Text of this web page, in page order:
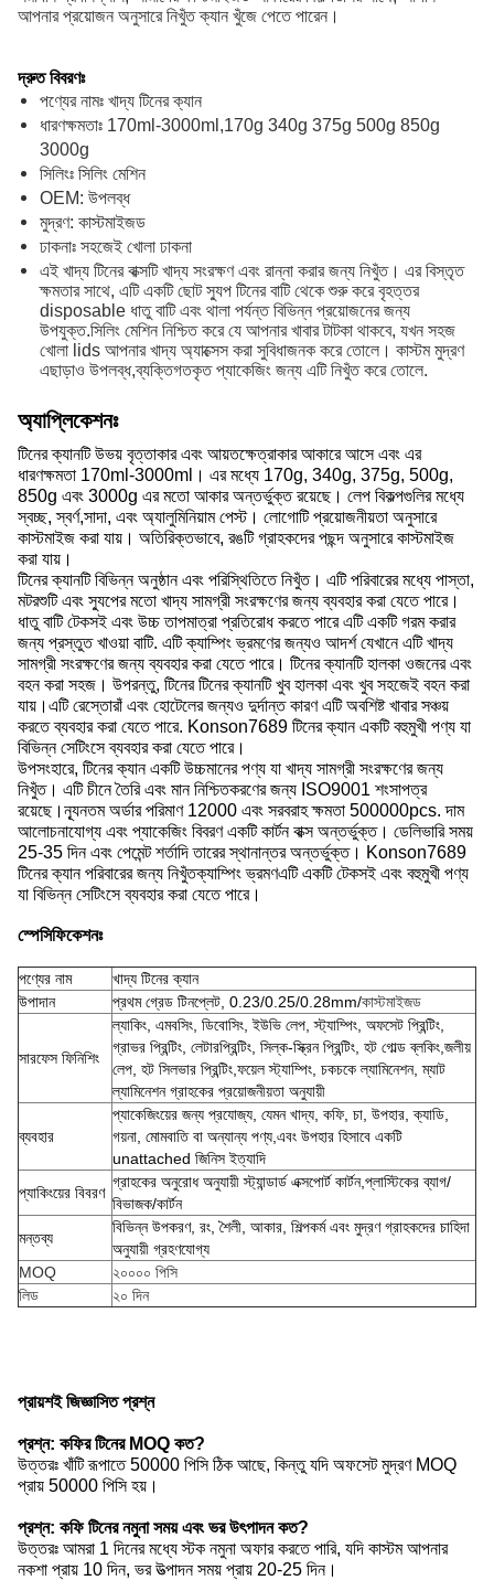
আপনার প্রয়োজন অনুসারে নিখুঁত ক্যান খুঁজে পেতে পারেন।
দ্রুত বিবরণঃ
পণ্যের নামঃ খাদ্য টিনের ক্যান
ধারণক্ষমতাঃ 170ml-3000ml,170g 340g 375g 500g 850g
3000g
সিলিংঃ সিলিং মেশিন
OEM: উপলব্ধ
মুদ্রণ: কাস্টমাইজড
ঢাকনাঃ সহজেই খোলা ঢাকনা
এই খাদ্য টিনের বাক্সটি খাদ্য সংরক্ষণ এবং রান্না করার জন্য নিখুঁত। এর বিস্তৃত
ক্ষমতার সাথে, এটি একটি ছোট স্যুপ টিনের বাটি থেকে শুরু করে বৃহত্তর
disposable ধাতু বাটি এবং থালা পর্যন্ত বিভিন্ন প্রয়োজনের জন্য
উপযুক্ত.সিলিং মেশিন নিশ্চিত করে যে আপনার খাবার টাটকা থাকবে, যখন সহজ
খোলা lids আপনার খাদ্য অ্যাক্সেস করা সুবিধাজনক করে তোলে। কাস্টম মুদ্রণ
এছাড়াও উপলব্ধ,ব্যক্তিগতকৃত প্যাকেজিং জন্য এটি নিখুঁত করে তোলে.
অ্যাপ্লিকেশনঃ
টিনের ক্যানটি উভয় বৃত্তাকার এবং আয়তক্ষেত্রাকার আকারে আসে এবং এর
ধারণক্ষমতা 170ml-3000ml। এর মধ্যে 170g, 340g, 375g, 500g,
850g এবং 3000g এর মতো আকার অন্তর্ভুক্ত রয়েছে। লেপ বিকল্পগুলির মধ্যে
স্বচ্ছ, স্বর্ণ,সাদা, এবং অ্যালুমিনিয়াম পেস্ট। লোগোটি প্রয়োজনীয়তা অনুসারে
কাস্টমাইজ করা যায়। অতিরিক্তভাবে, রঙটি গ্রাহকদের পছন্দ অনুসারে কাস্টমাইজ
করা যায়।
টিনের ক্যানটি বিভিন্ন অনুষ্ঠান এবং পরিস্থিতিতে নিখুঁত। এটি পরিবারের মধ্যে পাস্তা,
মটরশুটি এবং স্যুপের মতো খাদ্য সামগ্রী সংরক্ষণের জন্য ব্যবহার করা যেতে পারে।
ধাতু বাটি টেকসই এবং উচ্চ তাপমাত্রা প্রতিরোধ করতে পারে এটি একটি গরম করার
জন্য প্রস্তুত খাওয়া বাটি. এটি ক্যাম্পিং ভ্রমণের জন্যও আদর্শ যেখানে এটি খাদ্য
সামগ্রী সংরক্ষণের জন্য ব্যবহার করা যেতে পারে। টিনের ক্যানটি হালকা ওজনের এবং
বহন করা সহজ। উপরন্তু, টিনের টিনের ক্যানটি খুব হালকা এবং খুব সহজেই বহন করা
যায়।এটি রেস্তোরাঁ এবং হোটেলের জন্যও দুর্দান্ত কারণ এটি অবশিষ্ট খাবার সঞ্চয়
করতে ব্যবহার করা যেতে পারে. Konson7689 টিনের ক্যান একটি বহুমুখী পণ্য যা
বিভিন্ন সেটিংসে ব্যবহার করা যেতে পারে।
উপসংহারে, টিনের ক্যান একটি উচ্চমানের পণ্য যা খাদ্য সামগ্রী সংরক্ষণের জন্য
নিখুঁত। এটি চীনে তৈরি এবং মান নিশ্চিতকরণের জন্য ISO9001 শংসাপত্র
রয়েছে।ন্যূনতম অর্ডার পরিমাণ 12000 এবং সরবরাহ ক্ষমতা 500000pcs. দাম
আলোচনাযোগ্য এবং প্যাকেজিং বিবরণ একটি কার্টন বাক্স অন্তর্ভুক্ত। ডেলিভারি সময়
25-35 দিন এবং পেমেন্ট শর্তাদি তারের স্থানান্তর অন্তর্ভুক্ত। Konson7689
টিনের ক্যান পরিবারের জন্য নিখুঁতক্যাম্পিং ভ্রমণএটি একটি টেকসই এবং বহুমুখী পণ্য
যা বিভিন্ন সেটিংসে ব্যবহার করা যেতে পারে।
স্পেসিফিকেশনঃ
পণ্যের নাম
খাদ্য টিনের ক্যান
উপাদান
প্রথম গ্রেড টিনপ্লেট, 0.23/0.25/0.28mm/কাস্টমাইজড
সারফেস ফিনিশিং
ল্যাকিং, এমবসিং, ডিবোসিং, ইউভি লেপ, স্ট্যাম্পিং, অফসেট প্রিন্টিং,
গ্রাভর প্রিন্টিং, লেটারপ্রিন্টিং, সিল্ক-স্ক্রিন প্রিন্টিং, হট গোল্ড ব্লকিং,জলীয়
লেপ, হট সিলভার প্রিন্টিং,ফয়েল স্ট্যাম্পিং, চকচকে ল্যামিনেশন, ম্যাট
ল্যামিনেশন গ্রাহকের প্রয়োজনীয়তা অনুযায়ী
ব্যবহার
প্যাকেজিংয়ের জন্য প্রযোজ্য, যেমন খাদ্য, কফি, চা, উপহার, ক্যাডি,
গয়না, মোমবাতি বা অন্যান্য পণ্য,এবং উপহার হিসাবে একটি
unattached জিনিস ইত্যাদি
প্যাকিংয়ের বিবরণ
গ্রাহকের অনুরোধ অনুযায়ী স্ট্যান্ডার্ড এক্সপোর্ট কার্টন,প্লাস্টিকের ব্যাগ/
বিভাজক/কার্টন
মন্তব্য
বিভিন্ন উপকরণ, রং, শৈলী, আকার, শিল্পকর্ম এবং মুদ্রণ গ্রাহকদের চাহিদা
অনুযায়ী গ্রহণযোগ্য
MOQ
২০০০০ পিসি
লিড
২০ দিন
প্রায়শই জিজ্ঞাসিত প্রশ্ন
প্রশ্ন: কফির টিনের MOQ কত?
উত্তরঃ খাঁটি রূপাতে 50000 পিসি ঠিক আছে, কিন্তু যদি অফসেট মুদ্রণ MOQ
প্রায় 50000 পিসি হয়।
প্রশ্ন: কফি টিনের নমুনা সময় এবং ভর উৎপাদন কত?
উত্তরঃ আমরা 1 দিনের মধ্যে স্টক নমুনা অফার করতে পারি, যদি কাস্টম আপনার
নকশা প্রায় 10 দিন, ভর উত্পাদন সময় প্রায় 20-25 দিন।